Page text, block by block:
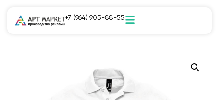
+7 (964) 905-88-55